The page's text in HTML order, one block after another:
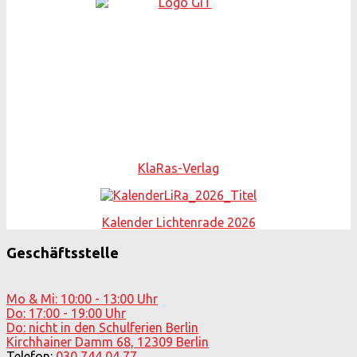
KlaRas-Verlag
Kalender Lichtenrade 2026
Geschäftsstelle
Mo & Mi: 10:00 - 13:00 Uhr
Do: 17:00 - 19:00 Uhr
Do: nicht in den Schulferien Berlin
Kirchhainer Damm 68, 12309 Berlin